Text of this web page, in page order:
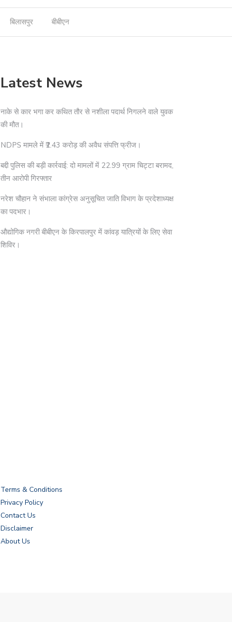
बिलासपुर बीबीएन
Latest News
नाके से कार भगा कर कथित तौर से नशीला पदार्थ निगलने वाले युवक
की मौत।
NDPS मामले में ₹2.43 करोड़ की अवैध संपत्ति फ्रीज।
बद्दी पुलिस की बड़ी कार्रवाई: दो मामलों में 22.99 ग्राम चिट्टा बरामद,
तीन आरोपी गिरफ्तार
नरेश चौहान ने संभाला कांग्रेस अनुसूचित जाति विभाग के प्रदेशाध्यक्ष
का पदभार।
औद्योगिक नगरी बीबीएन के किरपालपुर में कांवड़ यात्रियों के लिए सेवा
शिविर।
Terms & Conditions
Privacy Policy
Contact Us
Disclaimer
About Us